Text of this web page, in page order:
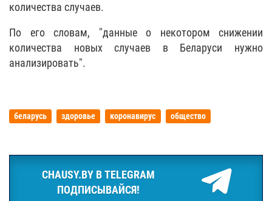
количества случаев.
По его словам, "данные о некотором снижении
количества новых случаев в Беларуси нужно
анализировать".
беларусь здоровье коронавирус общество
CHAUSY.BY В TELEGRAM
ПОДПИСЫВАЙСЯ!